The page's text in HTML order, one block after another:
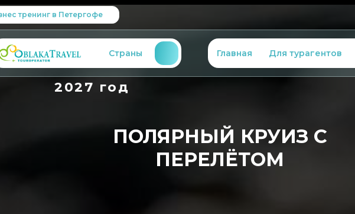
тренинг в Петергофе
Страны Главная Для турагентов
2027 год
ПОЛЯРНЫЙ КРУИЗ С
ПЕРЕЛЁТОМ